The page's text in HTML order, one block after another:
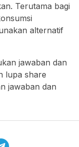
Terutama bagi
alternatif
jawaban dan
lupa share
jawaban dan